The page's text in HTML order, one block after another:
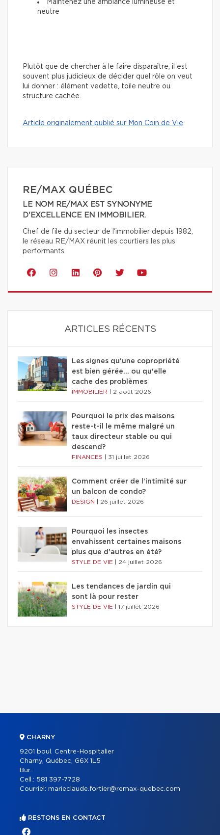
Maintenez une ambiance lumineuse et
neutre
Plutôt que de chercher à le faire disparaître, il est
souvent plus judicieux de décider quel rôle on veut
lui donner : élément vedette, toile neutre ou
structure cachée.
Article originalement publié sur Mon Coin de Vie
RE/MAX QUÉBEC
LE NOM RE/MAX EST SYNONYME
D'EXCELLENCE EN IMMOBILIER.
Chef de file du secteur de l'immobilier depuis 1982,
le réseau RE/MAX réunit les courtiers les plus
performants.
ARTICLES RÉCENTS
Les signes qu'une copropriété
est bien gérée… ou qu'elle
cache des problèmes
IMMOBILIER 2 août 2026
Pourquoi le prix des maisons
reste-t-il le même malgré un
taux directeur stable ou qui
descend?
FINANCES 31 juillet 2026
Comment créer de l'intimité sur
un balcon de condo?
DESIGN 26 juillet 2026
Pourquoi les insectes
envahissent certaines maisons
plus que d'autres en été?
STYLE DE VIE 24 juillet 2026
Les tendances de jardin qui
sont là pour rester
STYLE DE VIE 17 juillet 2026
CHARNY
9201 boul. Centre-Hospitalier
Charny, Québec, G6X 1L5
Bur.:
Cell.: 581 397-7728
Courriel: marieclaude.fortier@remax-quebec.com
RESTONS EN CONTACT